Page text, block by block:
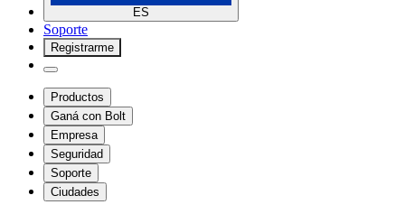
ES
Soporte
Registrarme
Productos
Ganá con Bolt
Empresa
Seguridad
Soporte
Ciudades